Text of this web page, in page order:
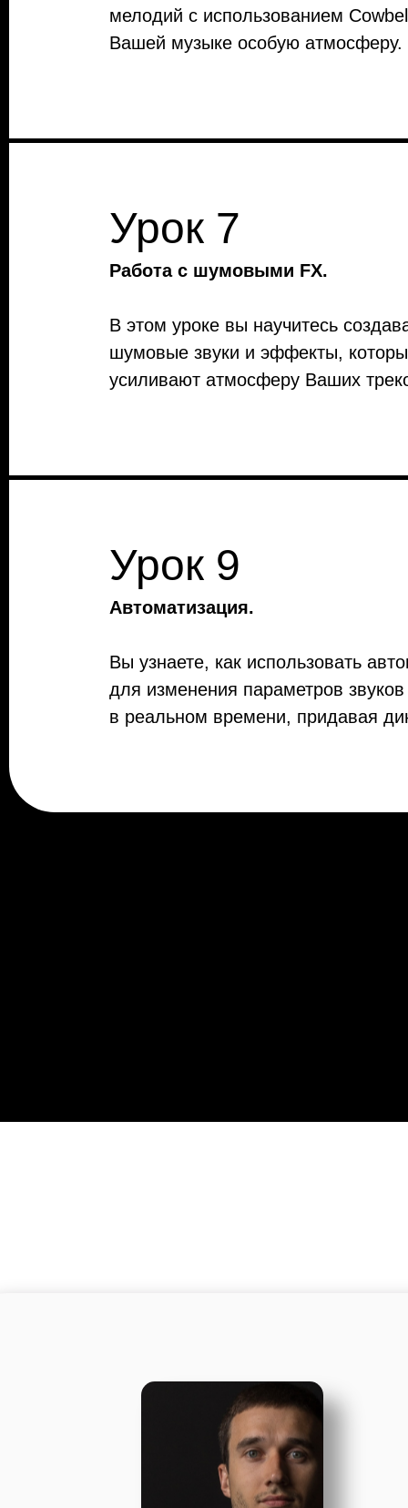
Автоматизация.
Вы узнаете, как использовать
для изменения параметров
в реальном времени, придавая
Урок 9
Урок 7
Работа с шумовыми FX.
В этом уроке вы научитесь
шумовые звуки и эффекты,
усиливают атмосферу Ваших
мелодий с использованием
Вашей музыке особую атмосферу.